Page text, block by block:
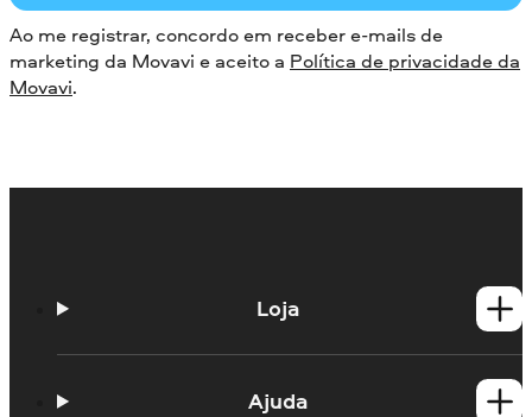
Ao me registrar, concordo em receber e-mails de
marketing da Movavi e aceito a Política de privacidade da
Movavi.
Loja
Produtos para Mac Ajuda